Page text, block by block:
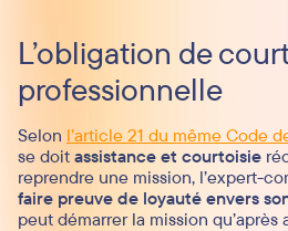
L’obligation de
professionnelle
Selon l’article 21 du même Code
se doit assistance et courtoisie
reprendre une mission, l’expert-
faire preuve de loyauté envers
peut démarrer la mission